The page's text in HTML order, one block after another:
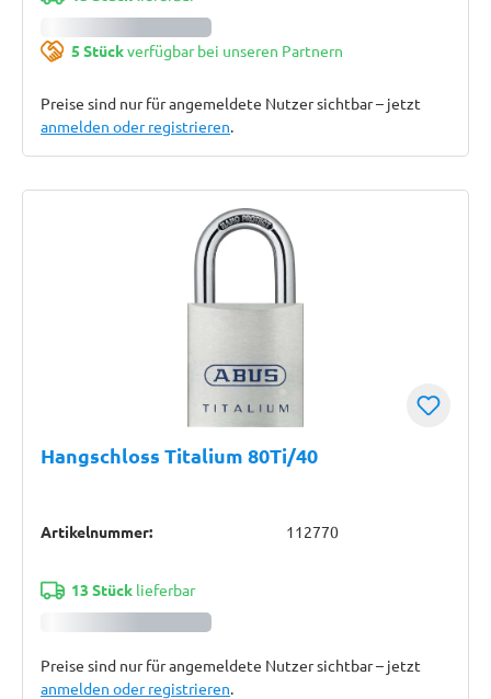
5 Stückverfügbar bei unseren Partnern
Preise sind nur für angemeldete Nutzer sichtbar – jetzt
anmelden oder registrieren.
Hangschloss Titalium 80Ti/40
Artikelnummer: 112770
13 Stücklieferbar
Preise sind nur für angemeldete Nutzer sichtbar – jetzt
anmelden oder registrieren.